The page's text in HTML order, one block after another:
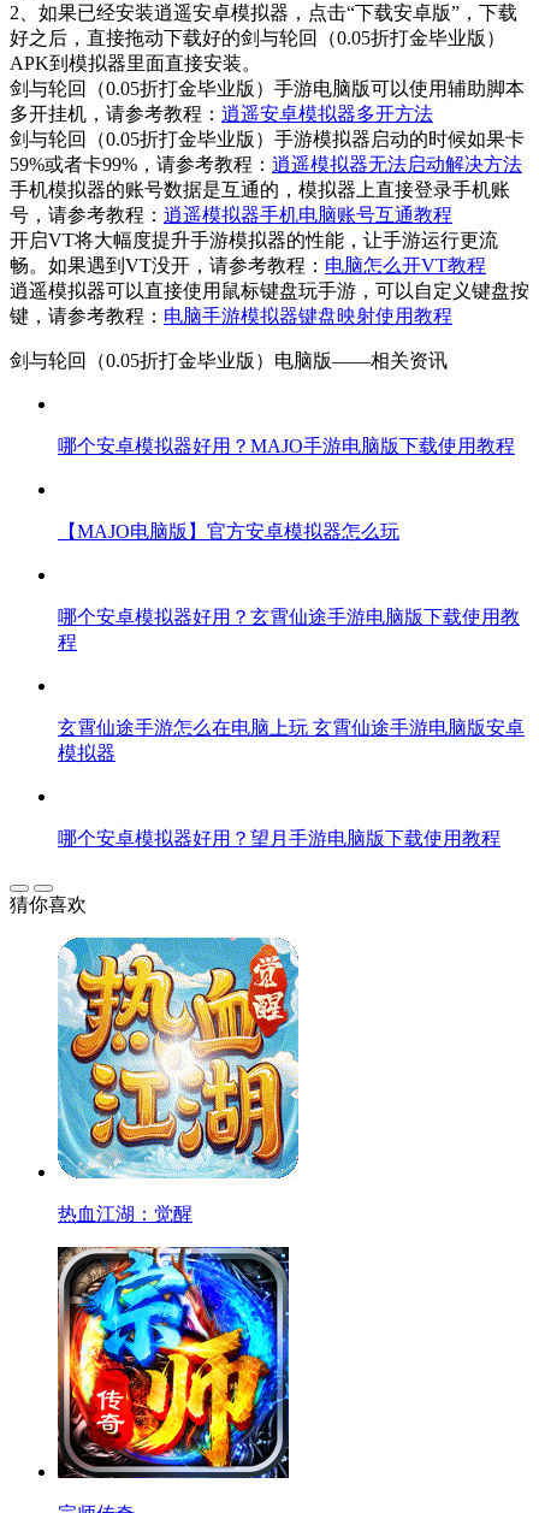
2、如果已经安装逍遥安卓模拟器，点击“下载安卓版”，下载
好之后，直接拖动下载好的剑与轮回（0.05折打金毕业版）
APK到模拟器里面直接安装。
剑与轮回（0.05折打金毕业版）手游电脑版可以使用辅助脚本
多开挂机，请参考教程： 逍遥安卓模拟器多开方法
剑与轮回（0.05折打金毕业版）手游模拟器启动的时候如果卡
59%或者卡99%，请参考教程： 逍遥模拟器无法启动解决方法
手机模拟器的账号数据是互通的，模拟器上直接登录手机账
号，请参考教程： 逍遥模拟器手机电脑账号互通教程
开启VT将大幅度提升手游模拟器的性能，让手游运行更流
畅。如果遇到VT没开，请参考教程： 电脑怎么开VT教程
逍遥模拟器可以直接使用鼠标键盘玩手游，可以自定义键盘按
键，请参考教程： 电脑手游模拟器键盘映射使用教程
剑与轮回（0.05折打金毕业版）电脑版——相关资讯
哪个安卓模拟器好用？MAJO手游电脑版下载使用教程
【MAJO电脑版】官方安卓模拟器怎么玩
哪个安卓模拟器好用？玄霄仙途手游电脑版下载使用教
程
玄霄仙途手游怎么在电脑上玩 玄霄仙途手游电脑版安卓
模拟器
哪个安卓模拟器好用？望月手游电脑版下载使用教程
猜你喜欢
热血江湖：觉醒